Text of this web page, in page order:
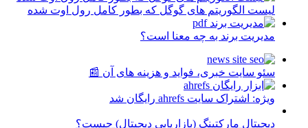
لیست الگوریتم های گوگل که بطور کامل رول اوت شده
مدیریت برند به چه معنا است؟
سئو سایت خبری، فواید و هزینه های آن 📰
ویژه: اشتراک سایت ahrefs رایگان شد
دیجیتال مارکتینگ (بازاریابی دیجیتال) چیست؟